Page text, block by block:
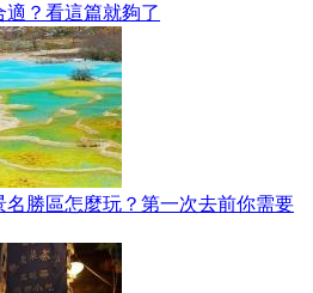
？看這篇就夠了
名勝區怎麼玩？第一次去前你需要